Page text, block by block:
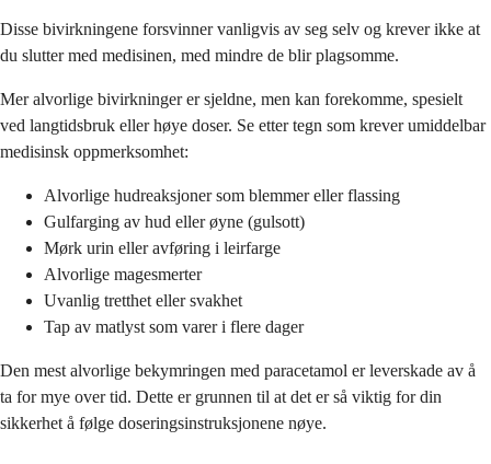
Disse bivirkningene forsvinner vanligvis av seg selv og krever ikke at
du slutter med medisinen, med mindre de blir plagsomme.
Mer alvorlige bivirkninger er sjeldne, men kan forekomme, spesielt
ved langtidsbruk eller høye doser. Se etter tegn som krever umiddelbar
medisinsk oppmerksomhet:
Alvorlige hudreaksjoner som blemmer eller flassing
Gulfarging av hud eller øyne (gulsott)
Mørk urin eller avføring i leirfarge
Alvorlige magesmerter
Uvanlig tretthet eller svakhet
Tap av matlyst som varer i flere dager
Den mest alvorlige bekymringen med paracetamol er leverskade av å
ta for mye over tid. Dette er grunnen til at det er så viktig for din
sikkerhet å følge doseringsinstruksjonene nøye.